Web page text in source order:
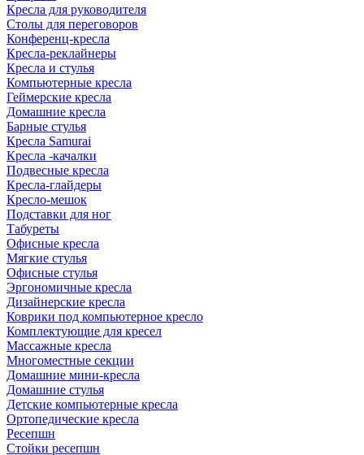
Кресла для руководителя
Столы для переговоров
Конференц-кресла
Кресла-реклайнеры
Кресла и стулья
Компьютерные кресла
Геймерские кресла
Домашние кресла
Барные стулья
Кресла Samurai
Кресла -качалки
Подвесные кресла
Кресла-глайдеры
Кресло-мешок
Подставки для ног
Табуреты
Офисные кресла
Мягкие стулья
Офисные стулья
Эргономичные кресла
Дизайнерские кресла
Коврики под компьютерное кресло
Комплектующие для кресел
Массажные кресла
Многоместные секции
Домашние мини-кресла
Домашние стулья
Детские компьютерные кресла
Ортопедические кресла
Ресепшн
Стойки ресепшн